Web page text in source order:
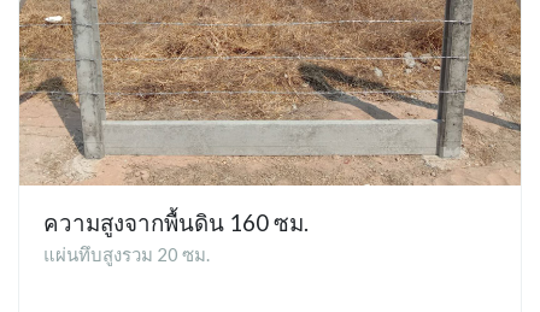
ความสูงจากพื้นดิน 160 ซม.
แผ่นทึบสูงรวม 20 ซม.